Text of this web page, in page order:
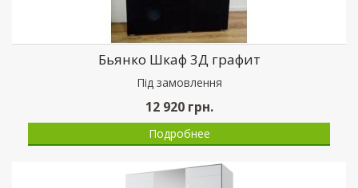
Бьянко Шкаф 3Д графит
Пiд замовлення
12 920грн.
Подробнее